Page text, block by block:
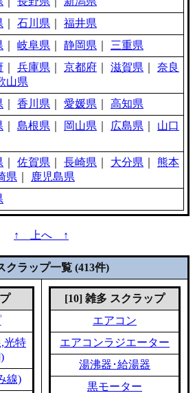
石川県
福井県
岐阜県 静岡県 三重県
兵庫県 京都府 滋賀県
奈良
山県
香川県 愛媛県 高知県
島根県 岡山県 広島県
山口
佐賀県 長崎県 大分県
熊本
県
鹿児島県
↑ 上へ ↑
クラップ一覧 (413件)
光特
線)
[10] 雑多 スクラップ
エアコン
エアコンラジエーター
湯沸器･給湯器
黒モーター